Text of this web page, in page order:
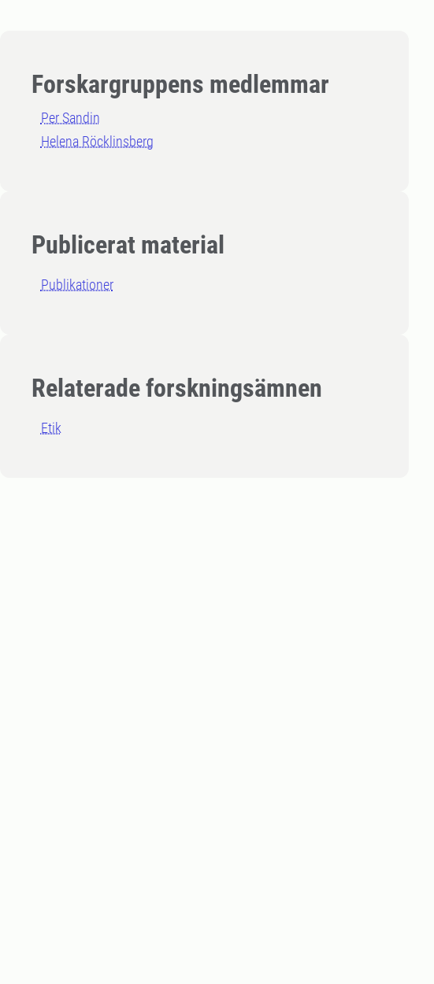
Forskargruppens medlemmar
Per Sandin
Helena Röcklinsberg
Publicerat material
Publikationer
Relaterade forskningsämnen
Etik